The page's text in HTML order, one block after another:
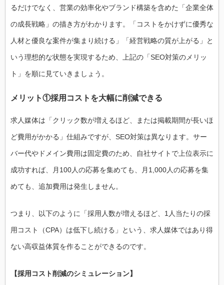
るだけでなく、営業の効率化やブランド構築を含めた「企業全体
の成長戦略」の描き方がわかります。「コストをかけずに優秀な
人材と優良な案件が集まり続ける」「経営戦略の質が上がる」と
いう理想的な状態を実現するため、上記の「SEO対策のメリッ
ト」を順に見ていきましょう。
メリット①採用コストを大幅に削減できる
求人媒体は「クリック数が増えるほど、または掲載期間が長いほ
ど費用がかかる」仕組みですが、SEO対策は異なります。サー
バー代やドメイン費用は固定費のため、自社サイトで上位表示に
成功すれば、月100人の応募を集めても、月1,000人の応募を集
めても、追加費用は発生しません。
つまり、以下のように「採用人数が増えるほど、1人当たりの採
用コスト（CPA）は低下し続ける」という、求人媒体ではあり得
ない高収益体質を作ることができるのです。
【採用コスト削減のシミュレーション】